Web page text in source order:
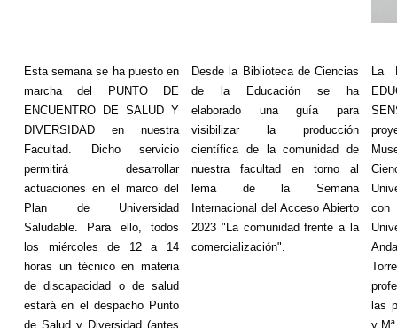
Esta semana se ha puesto en
marcha del PUNTO DE
ENCUENTRO DE SALUD Y
DIVERSIDAD en nuestra
Facultad. Dicho servicio
permitirá desarrollar
actuaciones en el marco del
Plan de Universidad
Saludable. Para ello, todos
los miércoles de 12 a 14
horas un técnico en materia
de discapacidad o de salud
estará en el despacho Punto
de Salud y Diversidad (antes
Desde la Biblioteca de Ciencias
de la Educación se ha
elaborado una guía para
visibilizar la producción
científica de la comunidad de
nuestra facultad en torno al
lema de la Semana
Internacional del Acceso Abierto
2023 "La comunidad frente a la
comercialización".
La
las
y